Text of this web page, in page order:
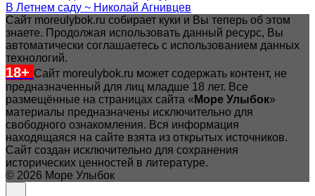
В Летнем саду ~ Николай Агнивцев
Сайт moreulybok.ru собирает куки и Вы теперь об этом
знаете. Продолжая использовать данный ресурс, Вы
автоматически соглашаетесь с использованием данных
технологий.
18+ Сайт moreulybok.ru может содержать контент, не
предназначенный для лиц младше 18 лет. Все
размещённые на страницах сайта « Море Улыбок»
материалы предназначены исключительно для
свободного ознакомления. Вся информация
находящаяся на сайте взята из открытых источников.
Сайт создан исключительно для сохранения
исторических ценностей в литературе.
© 2026 Море Улыбок